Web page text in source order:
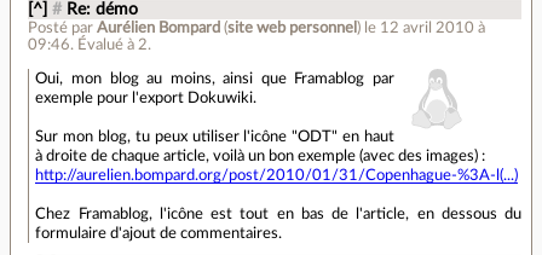
[^] # Re: démo
Posté parAurélien Bompard (site web personnel ) le 12 avril 2010 à
09:46. Évalué à2.
Oui, mon blog au moins, ainsi que Framablog par
exemple pour l'export Dokuwiki.
Sur mon blog, tu peux utiliser l'icône "ODT" en haut
à droite de chaque article, voilà un bon exemple (avec des images) :
http://aurelien.bompard.org/post/2010/01/31/Copenhague-%3A-l(...)
Chez Framablog, l'icône est tout en bas de l'article, en dessous du
formulaire d'ajout de commentaires.